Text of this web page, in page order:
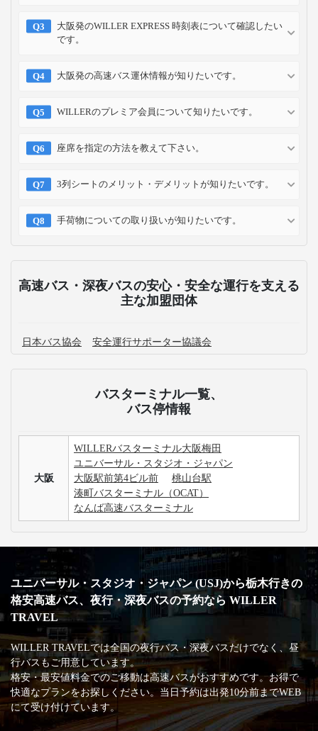
大阪発のWILLER EXPRESS 時刻表について確認したい
です。
大阪発の高速バス運休情報が知りたいです。
WILLERのプレミア会員について知りたいです。
座席を指定の方法を教えて下さい。
3列シートのメリット・デメリットが知りたいです。
手荷物についての取り扱いが知りたいです。
高速バス・深夜バスの安心・安全な運行を支える
主な加盟団体
日本バス協会 安全運行サポーター協議会
バスターミナル一覧、
バス停情報
大阪
WILLERバスターミナル大阪梅田
ユニバーサル・スタジオ・ジャパン
大阪駅前第4ビル前
桃山台駅
湊町バスターミナル（OCAT）
なんば高速バスターミナル
ユニバーサル・スタジオ・ジャパン (USJ)から栃木行きの
格安高速バス、夜行・深夜バスの予約なら WILLER
TRAVEL
WILLER TRAVELでは全国の夜行バス・深夜バスだけでなく、昼
行バスもご用意しています。
格安・最安値料金でのご移動は高速バスがおすすめです。お得で
快適なプランをお探しください。当日予約は出発10分前までWEB
にて受け付けています。